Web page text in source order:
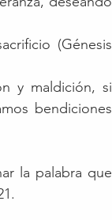
(Génesis
y maldición, si
bendiciones
la palabra que